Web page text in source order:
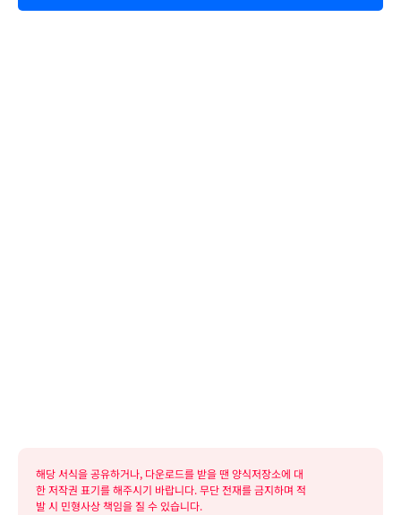
해당 서식을 공유하거나, 다운로드를 받을 땐 양식저장소에 대
한 저작권 표기를 해주시기 바랍니다. 무단 전재를 금지하며 적
발 시 민형사상 책임을 질 수 있습니다.